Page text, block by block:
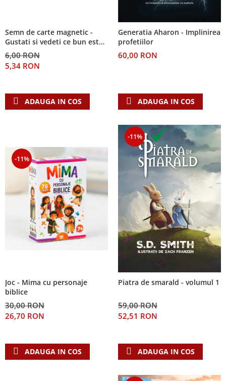
Semn de carte magnetic -
Gustati si vedeti ce bun este
Domnul!
6,00 RON
5,34 RON
ADAUGA IN COS
Generatia Aharon - Implinirea
profetiilor
60,00 RON
ADAUGA IN COS
-11%
Joc - Mima cu personaje
biblice
30,00 RON
26,70 RON
ADAUGA IN COS
-11%
Piatra de smarald - volumul 1
59,00 RON
52,51 RON
ADAUGA IN COS